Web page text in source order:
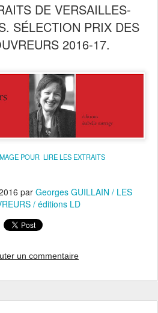
DE VERSAILLES-
SÉLECTION PRIX DES
2016-17.
POUR LIRE LES EXTRAITS
par Georges GUILLAIN / LES
/ éditions LD
un commentaire